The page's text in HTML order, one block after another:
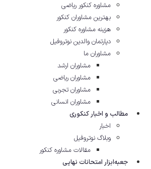
مشاوره کنکور ریاضی
بهترین مشاوران کنکور
هزینه مشاوره کنکور
دپارتمان والدین نوتروفیل
مشاوران ما
مشاوران ارشد
مشاوران ریاضی
مشاوران تجربی
مشاوران انسانی
مطالب و اخبار کنکوری
اخبار
وبلاگ نوتروفیل
مقالات مشاوره‌ کنکور
جعبه‌ابزار امتحانات نهایی